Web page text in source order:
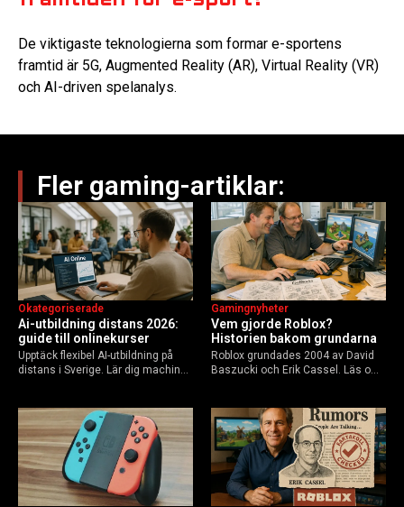
De viktigaste teknologierna som formar e-sportens
framtid är 5G, Augmented Reality (AR), Virtual Reality (VR)
och AI-driven spelanalys.
Fler gaming-artiklar:
Ai-utbildning distans 2026:
guide till onlinekurser
Okategoriserade
Upptäck flexibel AI-utbildning på
distans i Sverige. Lär dig machine
Guide för nybörjare och
yrkesverksamma som vill bygga…
Vem gjorde Roblox?
Historien bakom grundarna
Gamingnyheter
Roblox grundades 2004 av David
Baszucki och Erik Cassel. Läs om
användare 2025, och vad som
händer inför 2026.